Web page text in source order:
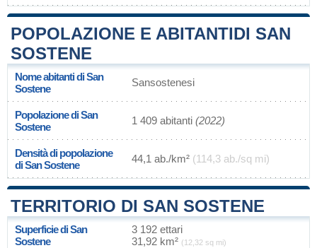
POPOLAZIONE E ABITANTIDI SAN
SOSTENE
Nome abitanti di San
Sostene
Sansostenesi
Popolazione di San
Sostene
1 409 abitanti (2022)
Densità di popolazione
di San Sostene
44,1 ab./km² (114,3 ab./sq mi)
TERRITORIO DI SAN SOSTENE
Superficie di San
Sostene
3 192 ettari
31,92 km² (12,32 sq mi)